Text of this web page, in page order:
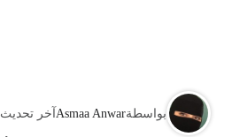
بواسطةAsmaa Anwarآخر تحديث